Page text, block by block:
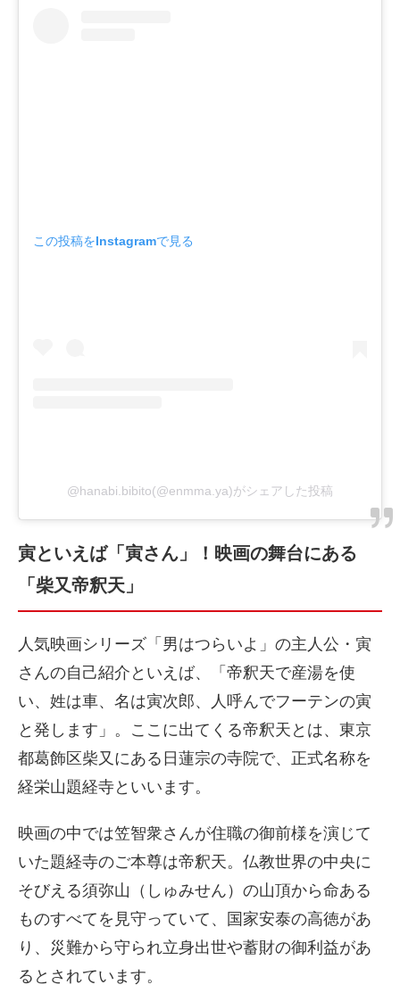
この投稿をInstagramで見る
@hanabi.bibito(@enmma.ya)がシェアした投稿
寅といえば「寅さん」！映画の舞台にある
「柴又帝釈天」
人気映画シリーズ「男はつらいよ」の主人公・寅
さんの自己紹介といえば、「帝釈天で産湯を使
い、姓は車、名は寅次郎、人呼んでフーテンの寅
と発します」。ここに出てくる帝釈天とは、東京
都葛飾区柴又にある日蓮宗の寺院で、正式名称を
経栄山題経寺といいます。
映画の中では笠智衆さんが住職の御前様を演じて
いた題経寺のご本尊は帝釈天。仏教世界の中央に
そびえる須弥山（しゅみせん）の山頂から命ある
ものすべてを見守っていて、国家安泰の高徳があ
り、災難から守られ立身出世や蓄財の御利益があ
るとされています。